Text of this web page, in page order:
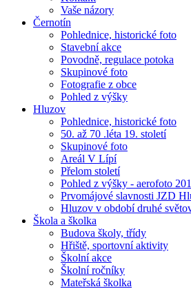
Vaše názory
Černotín
Pohlednice, historické foto
Stavební akce
Povodně, regulace potoka
Skupinové foto
Fotografie z obce
Pohled z výšky
Hluzov
Pohlednice, historické foto
50. až 70 .léta 19. století
Skupinové foto
Areál V Lípí
Přelom století
Pohled z výšky - aerofoto
Prvomájové slavnosti JZD
Hluzov v období druhé
Škola a školka
Budova školy, třídy
Hřiště, sportovní aktivity
Školní akce
Školní ročníky
Mateřská školka